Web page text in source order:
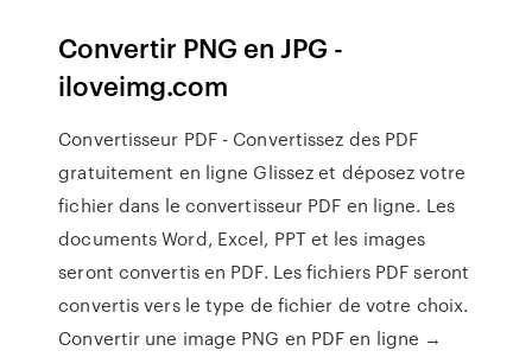
Convertir PNG en JPG -
iloveimg.com
Convertisseur PDF - Convertissez des PDF
gratuitement en ligne Glissez et déposez votre
fichier dans le convertisseur PDF en ligne. Les
documents Word, Excel, PPT et les images
seront convertis en PDF. Les fichiers PDF seront
convertis vers le type de fichier de votre choix.
Convertir une image PNG en PDF en ligne →